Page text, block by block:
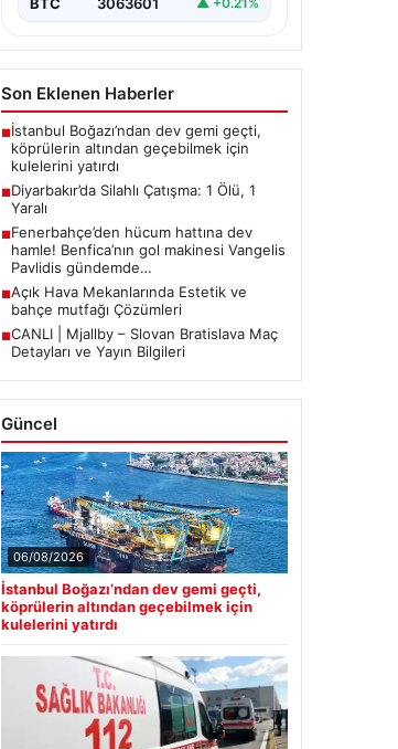
Son Eklenen Haberler
■İstanbul Boğazı’ndan dev gemi geçti,
köprülerin altından geçebilmek için
kulelerini yatırdı
■Diyarbakır’da Silahlı Çatışma: 1 Ölü, 1
Yaralı
■Fenerbahçe’den hücum hattına dev
hamle! Benfica’nın gol makinesi Vangelis
Pavlidis gündemde…
■Açık Hava Mekanlarında Estetik ve
bahçe mutfağı Çözümleri
■CANLI | Mjallby – Slovan Bratislava Maç
Detayları ve Yayın Bilgileri
Güncel
06/08/2026
İstanbul Boğazı’ndan dev gemi geçti,
köprülerin altından geçebilmek için
kulelerini yatırdı